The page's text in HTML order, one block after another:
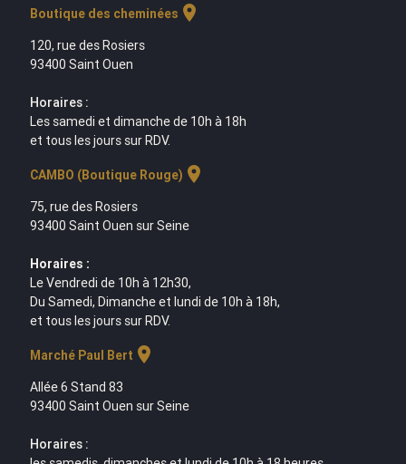
Boutique des cheminées location_on
120, rue des Rosiers
93400 Saint Ouen
Horaires :
Les samedi et dimanche de 10h à 18h
et tous les jours sur RDV.
CAMBO (Boutique Rouge) location_on
75, rue des Rosiers
93400 Saint Ouen sur Seine
Horaires :
Le Vendredi de 10h à 12h30,
Du Samedi, Dimanche et lundi de 10h à 18h,
et tous les jours sur RDV.
Marché Paul Bert location_on
Allée 6 Stand 83
93400 Saint Ouen sur Seine
Horaires :